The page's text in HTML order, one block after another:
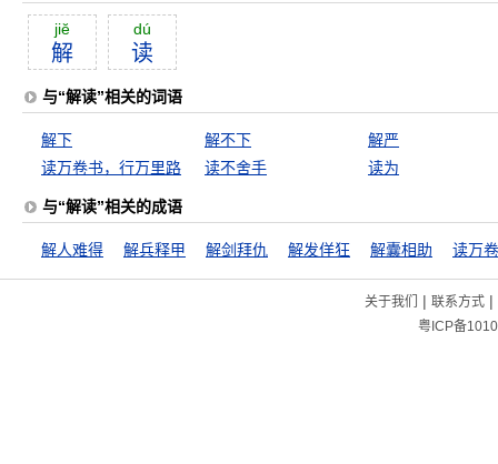
jiĕ
解
dú
读
与“解读”相关的词语
解下 解不下
解严
读万卷书，行万里路
读不舍手 读为
与“解读”相关的成语
解人难得 解兵释甲 解剑拜仇 解发佯狂 解囊相助
关于我们 | 联系方式|
粤ICP备